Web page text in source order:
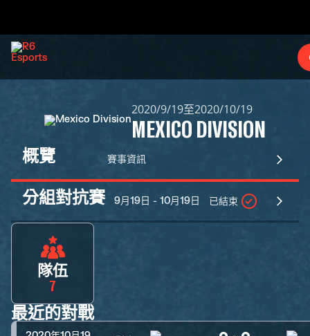
2020/9/19至2020/10/19
MEXICO DIVISION
概覽 賽事資訊
分組對抗賽 9月19日 - 10月19日 已結束
隊伍
7
最近的對戰